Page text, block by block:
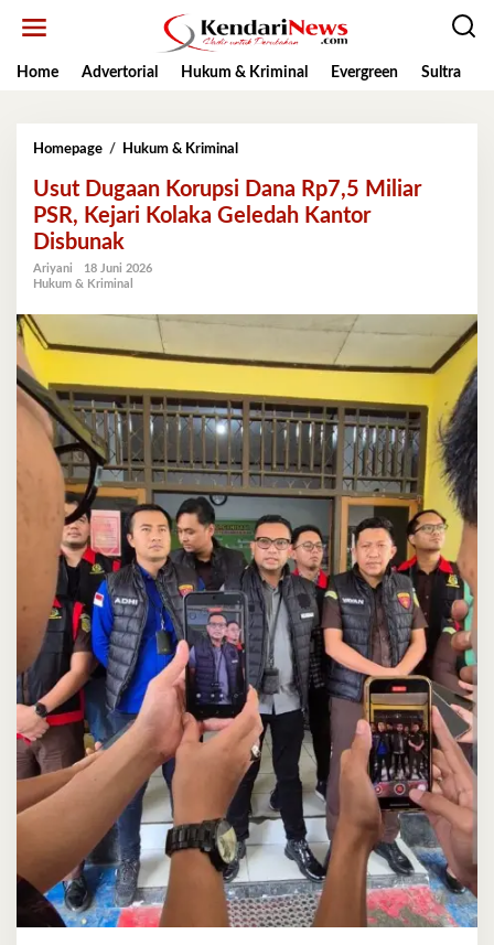
Home
Advertorial Hukum & Kriminal Evergreen Sultra
Homepage / Hukum & Kriminal
Korupsi
Dana
Rp7,5
Geledah
Disbunak
Usut Dugaan Korupsi Dana Rp7,5 Miliar
PSR, Kejari Kolaka Geledah Kantor
Disbunak
Ariyani
18 Juni 2026
Hukum & Kriminal